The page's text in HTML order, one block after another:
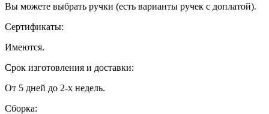
Вы можете выбрать ручки (есть варианты ручек с доплатой).
Сертификаты:
Имеются.
Срок изготовления и доставки:
От 5 дней до 2-х недель.
Сборка: